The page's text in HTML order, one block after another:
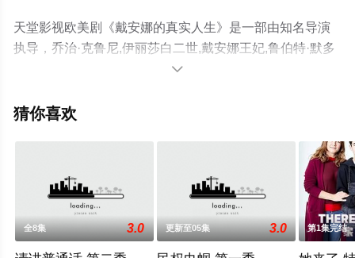
天堂影视欧美剧《戴安娜的真实人生》是一部由知名导演
执导，乔治·克鲁尼,伊丽莎白二世,戴安娜王妃,鲁伯特·默多
克等演员精彩演绎的美国电视剧，大结局剧情已揭晓（1-2
天堂电影网，更多相关信息可移步至豆瓣电视剧、电视猫

猜你喜欢
全8集 3.0 更新至05集 3.0 第1集完结